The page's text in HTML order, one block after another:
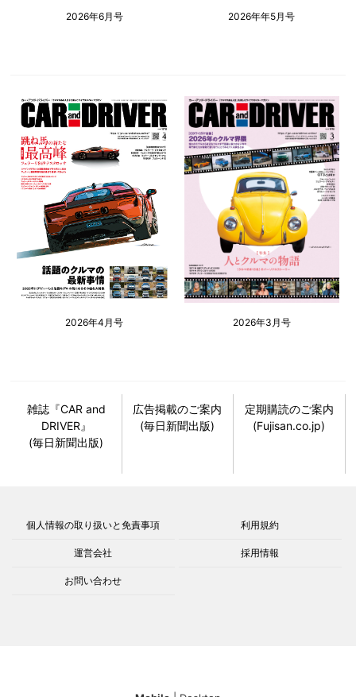
2026年6月号 2026年年5月号
2026年4月号 2026年3月号
雑誌『CAR and
DRIVER』
(毎日新聞出版)
広告掲載のご案内
(毎日新聞出版)
定期購読のご案内
(Fujisan.co.jp)
個人情報の取り扱いと免責事項 利用規約
運営会社 採用情報
お問い合わせ